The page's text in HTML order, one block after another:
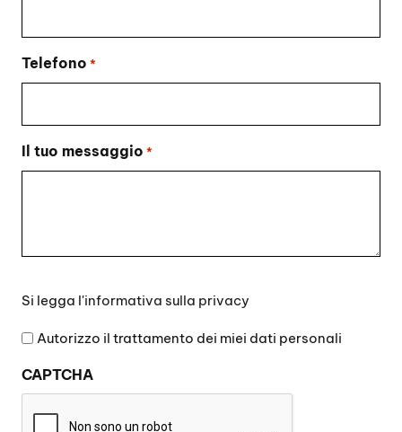
Telefono *
Il tuo messaggio *
legga
l'informativa
privacy
Si legga l'informativa sulla privacy
Autorizzo il trattamento dei miei dati personali
CAPTCHA